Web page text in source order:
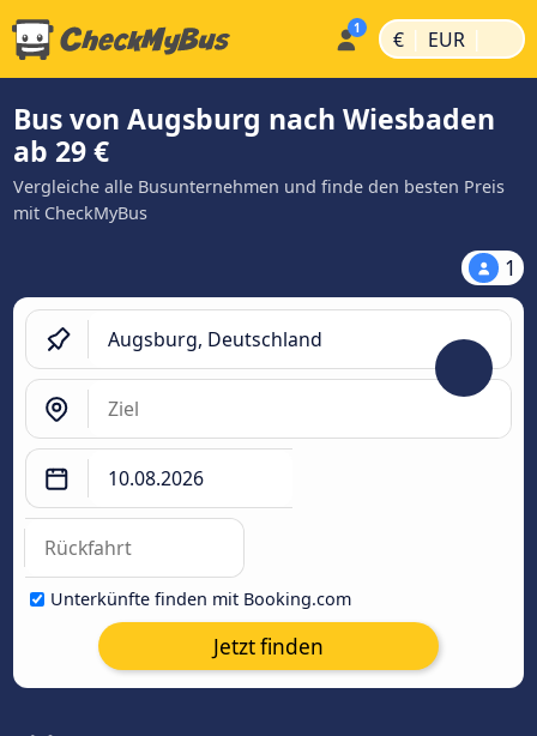
€ | EUR |
Bus von Augsburg nach Wiesbaden
ab 29 €
Vergleiche alle Busunternehmen und finde den besten Preis
mit CheckMyBus
1
Unterkünfte finden mit Booking.com
Jetzt finden